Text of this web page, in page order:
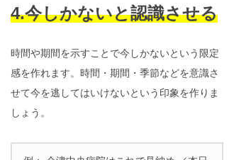
4.今しかないと認識させる
時間や期間を示すことで今しかないという限定
感を作れます。時間・期間・季節などを意識さ
せて今を逃してはいけないという印象を作りま
しょう。